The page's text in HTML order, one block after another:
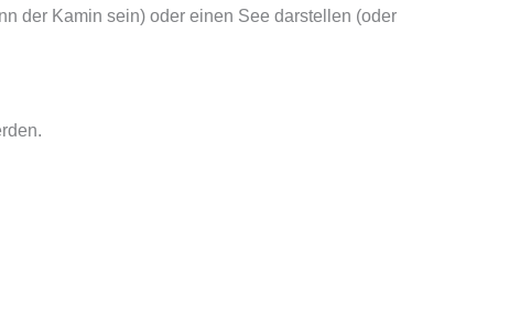
der Kamin sein) oder einen See darstellen (oder